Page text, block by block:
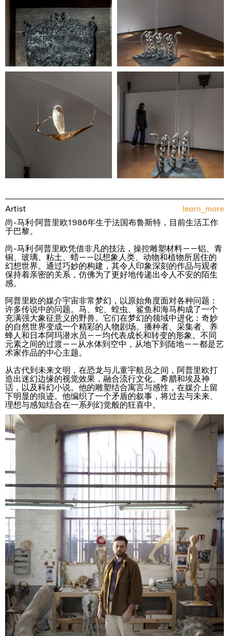
Artist learn_more
尚-马利·阿普里欧1986年生于法国布鲁斯特，目前生活工作
于巴黎。
尚-马利·阿普里欧凭借非凡的技法，操控雕塑材料——铝、青
铜、玻璃、粘土、蜡——以想象人类、动物和植物所居住的
幻想世界。通过巧妙的构建，其令人印象深刻的作品与观者
保持着亲密的关系，仿佛为了更好地传递出令人不安的陌生
感。
阿普里欧的媒介宇宙非常梦幻，以原始角度面对各种问题：
许多传说中的问题。马、蛇、蝗虫、鲨鱼和海马构成了一个
充满强大象征意义的野兽。它们在梦幻的领域中进化：奇妙
的自然世界变成一个精彩的人物剧场。播种者、采集者、养
蜂人和日本阿玛潜水员——均代表成长和转变的形象。不同
元素之间的过渡——从水体到空中，从地下到陆地——都是艺
术家作品的中心主题。
从古代到未来文明，在恐龙与儿童宇航员之间，阿普里欧打
造出迷幻边缘的视觉效果，融合流行文化、希腊和埃及神
话，以及科幻小说。他的雕塑结合寓言与感性，在媒介上留
下明显的痕迹。他编织了一个矛盾的叙事，将过去与未来、
理想与感知结合在一系列幻觉般的狂喜中。